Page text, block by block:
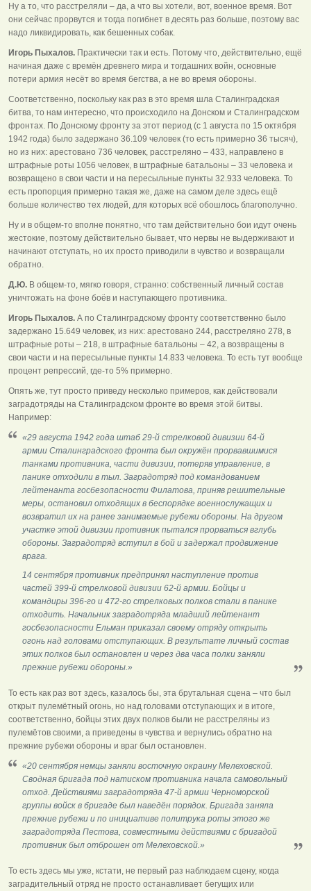
Ну а то, что расстреляли – да, а что вы хотели, вот, военное время. Вот
они сейчас прорвутся и тогда погибнет в десять раз больше, поэтому вас
надо ликвидировать, как бешенных собак.
Игорь Пыхалов. Практически так и есть. Потому что, действительно, ещё
начиная даже с времён древнего мира и тогдашних войн, основные
потери армия несёт во время бегства, а не во время обороны.
Соответственно, поскольку как раз в это время шла Сталинградская
битва, то нам интересно, что происходило на Донском и Сталинградском
фронтах. По Донскому фронту за этот период (с 1 августа по 15 октября
1942 года) было задержано 36.109 человек (то есть примерно 36 тысяч),
но из них: арестовано 736 человек, расстреляно – 433, направлено в
штрафные роты 1056 человек, в штрафные батальоны – 33 человека и
возвращено в свои части и на пересыльные пункты 32.933 человека. То
есть пропорция примерно такая же, даже на самом деле здесь ещё
больше количество тех людей, для которых всё обошлось благополучно.
Ну и в общем-то вполне понятно, что там действительно бои идут очень
жестокие, поэтому действительно бывает, что нервы не выдерживают и
начинают отступать, но их просто приводили в чувство и возвращали
обратно.
Д.Ю. В общем-то, мягко говоря, странно: собственный личный состав
уничтожать на фоне боёв и наступающего противника.
Игорь Пыхалов. А по Сталинградскому фронту соответственно было
задержано 15.649 человек, из них: арестовано 244, расстреляно 278, в
штрафные роты – 218, в штрафные батальоны – 42, а возвращены в
свои части и на пересыльные пункты 14.833 человека. То есть тут вообще
процент репрессий, где-то 5% примерно.
Опять же, тут просто приведу несколько примеров, как действовали
заградотряды на Сталинградском фронте во время этой битвы.
Например:
«29 августа 1942 года штаб 29-й стрелковой дивизии 64-й
армии Сталинградского фронта был окружён прорвавшимися
танками противника, части дивизии, потеряв управление, в
панике отходили в тыл. Заградотряд под командованием
лейтенанта госбезопасности Филатова, приняв решительные
меры, остановил отходящих в беспорядке военнослужащих и
возвратил их на ранее занимаемые рубежи обороны. На другом
участке этой дивизии противник пытался прорваться вглубь
обороны. Заградотряд вступил в бой и задержал продвижение
врага.
14 сентября противник предпринял наступление против
частей 399-й стрелковой дивизии 62-й армии. Бойцы и
командиры 396-го и 472-го стрелковых полков стали в панике
отходить. Начальник заградотряда младший лейтенант
госбезопасности Ельман приказал своему отряду открыть
огонь над головами отступающих. В результате личный состав
этих полков был остановлен и через два часа полки заняли
прежние рубежи обороны.»
То есть как раз вот здесь, казалось бы, эта брутальная сцена – что был
открыт пулемётный огонь, но над головами отступающих и в итоге,
соответственно, бойцы этих двух полков были не расстреляны из
пулемётов своими, а приведены в чувства и вернулись обратно на
прежние рубежи обороны и враг был остановлен.
«20 сентября немцы заняли восточную окраину Мелеховской.
Сводная бригада под натиском противника начала самовольный
отход. Действиями заградотряда 47-й армии Черноморской
группы войск в бригаде был наведён порядок. Бригада заняла
прежние рубежи и по инициативе политрука роты этого же
заградотряда Пестова, совместными действиями с бригадой
противник был отброшен от Мелеховской.»
То есть здесь мы уже, кстати, не первый раз наблюдаем сцену, когда
заградительный отряд не просто останавливает бегущих или